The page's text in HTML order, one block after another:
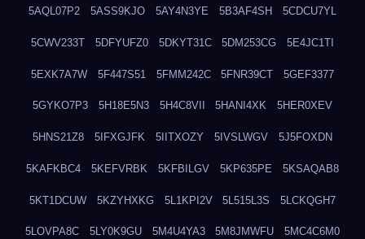
5AQL07P2 5ASS9KJO 5AY4N3YE 5B3AF4SH 5CDCU7YL
5CWV233T 5DFYUFZ0 5DKYT31C 5DM253CG 5E4JC1TI
5EXK7A7W 5F447S51 5FMM242C 5FNR39CT 5GEF3377
5GYKO7P3 5H18E5N3 5H4C8VII 5HANI4XK 5HER0XEV
5HNS21Z8 5IFXGJFK 5IITXOZY 5IVSLWGV 5J5FOXDN
5KAFKBC4 5KEFVRBK 5KFBILGV 5KP635PE 5KSAQAB8
5KT1DCUW 5KZYHXKG 5L1KPI2V 5L515L3S 5LCKQGH7
5LOVPA8C 5LY0K9GU 5M4U4YA3 5M8JMWFU 5MC4C6M0